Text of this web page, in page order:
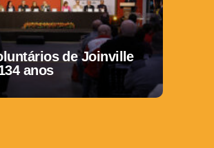
de Joinville
anos